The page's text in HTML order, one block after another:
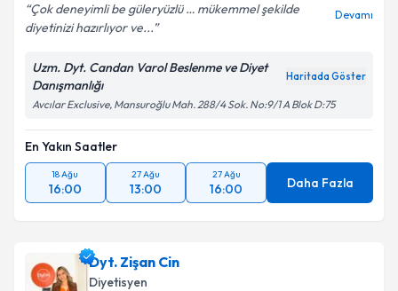
Çok deneyimli be güleryüzlü … mükemmel şekilde
diyetinizi hazırlıyor ve...
Devamı
Uzm. Dyt. Candan Varol Beslenme ve Diyet
Danışmanlığı
Haritada Göster
Avcılar Exclusive, Mansuroğlu Mah. 288/4 Sok. No:9/1 A Blok D:75
En Yakın Saatler
18 Ağu
16:00
27 Ağu
13:00
27 Ağu
16:00 Daha Fazla
Dyt. Zişan Cin
Diyetisyen